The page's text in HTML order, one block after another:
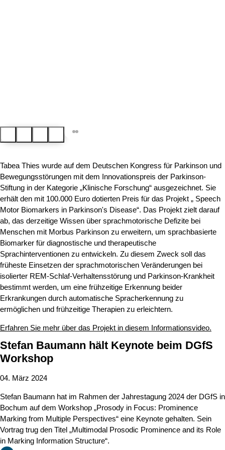
Fortsetzen
Weiter
Tabea Thies wurde auf dem Deutschen Kongress für Parkinson und
Bewegungsstörungen mit dem Innovationspreis der Parkinson-
Stiftung in der Kategorie „Klinische Forschung“ ausgezeichnet. Sie
erhält den mit 100.000 Euro dotierten Preis für das Projekt „ Speech
Motor Biomarkers in Parkinson's Disease“. Das Projekt zielt darauf
ab, das derzeitige Wissen über sprachmotorische Defizite bei
Menschen mit Morbus Parkinson zu erweitern, um sprachbasierte
Biomarker für diagnostische und therapeutische
Sprachinterventionen zu entwickeln. Zu diesem Zweck soll das
früheste Einsetzen der sprachmotorischen Veränderungen bei
isolierter REM-Schlaf-Verhaltensstörung und Parkinson-Krankheit
bestimmt werden, um eine frühzeitige Erkennung beider
Erkrankungen durch automatische Spracherkennung zu
ermöglichen und frühzeitige Therapien zu erleichtern.
Erfahren Sie mehr über das Projekt in diesem Informationsvideo.
Stefan Baumann hält Keynote beim DGfS
Workshop
04. März 2024
Stefan Baumann hat im Rahmen der Jahrestagung 2024 der DGfS in
Bochum auf dem Workshop „Prosody in Focus: Prominence
Marking from Multiple Perspectives“ eine Keynote gehalten. Sein
Vortrag trug den Titel „Multimodal Prosodic Prominence and its Role
in Marking Information Structure“.